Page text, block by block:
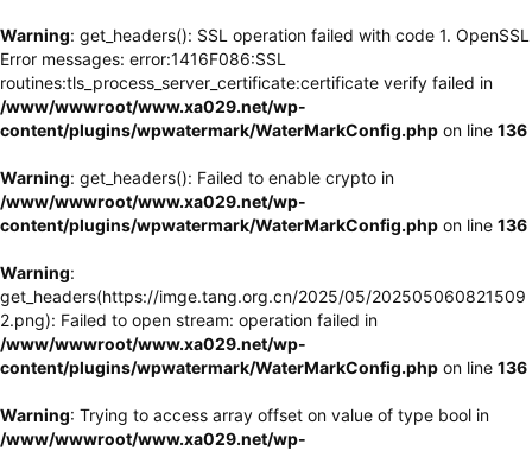
Warning: get_headers(): SSL operation failed with code 1. OpenSSL
Error messages: error:1416F086:SSL
routines:tls_process_server_certificate:certificate verify failed in
/www/wwwroot/www.xa029.net/wp-
content/plugins/wpwatermark/WaterMarkConfig.php on line 136
Warning: get_headers(): Failed to enable crypto in
/www/wwwroot/www.xa029.net/wp-
content/plugins/wpwatermark/WaterMarkConfig.php on line 136
Warning:
get_headers(https://imge.tang.org.cn/2025/05/202505060821509
2.png): Failed to open stream: operation failed in
/www/wwwroot/www.xa029.net/wp-
content/plugins/wpwatermark/WaterMarkConfig.php on line 136
Warning: Trying to access array offset on value of type bool in
/www/wwwroot/www.xa029.net/wp-